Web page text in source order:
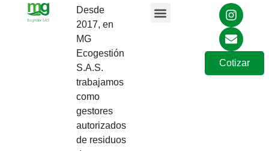
Desde
2017, en
MG
Ecogestión
S.A.S.
trabajamos
como
gestores
autorizados
de residuos
Cotizar